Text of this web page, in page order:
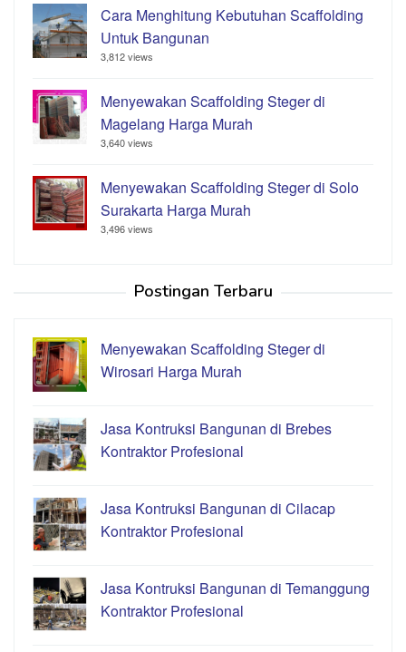
Cara Menghitung Kebutuhan Scaffolding
Untuk Bangunan
3,812 views
Menyewakan Scaffolding Steger di
Magelang Harga Murah
3,640 views
Menyewakan Scaffolding Steger di Solo
Surakarta Harga Murah
3,496 views
Postingan Terbaru
Menyewakan Scaffolding Steger di
Wirosari Harga Murah
Jasa Kontruksi Bangunan di Brebes
Kontraktor Profesional
Jasa Kontruksi Bangunan di Cilacap
Kontraktor Profesional
Jasa Kontruksi Bangunan di Temanggung
Kontraktor Profesional